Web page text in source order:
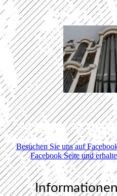
Besuchen Sie uns auf
Facebook Seite und